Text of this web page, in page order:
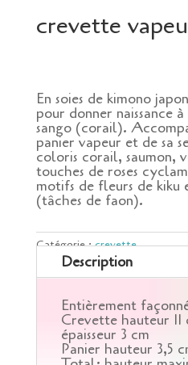
crevette
En soies de kimono
pour donner naissance
sango (corail).
panier vapeur et de sa
coloris corail, saumon,
touches de roses
motifs de fleurs de kiku
(tâches de faon).
Catégorie :crevette
Description
Entièrement
Crevette hauteur 11
épaisseur 3 cm
Panier hauteur 3,5